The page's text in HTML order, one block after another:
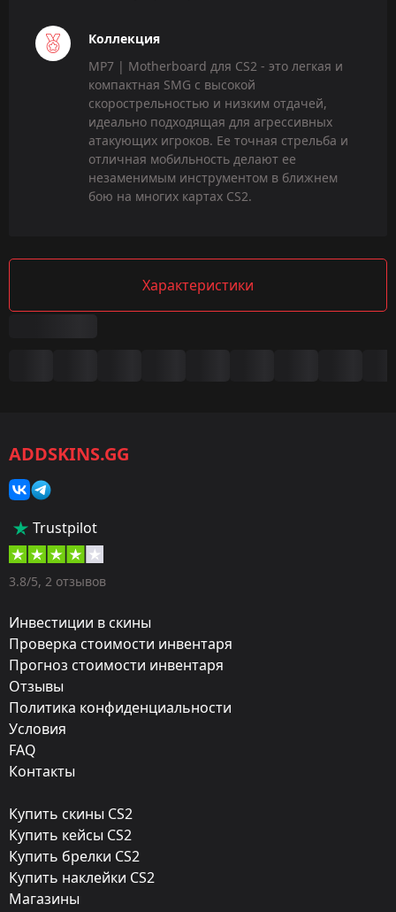
Коллекция
MP7 | Motherboard для CS2 - это легкая и
компактная SMG с высокой
скорострельностью и низким отдачей,
идеально подходящая для агрессивных
атакующих игроков. Ее точная стрельба и
отличная мобильность делают ее
незаменимым инструментом в ближнем
бою на многих картах CS2.
Характеристики
Категория:
Скины
Пистолеты-пулемёты
Оружие:
Finish:
Материнская плата
Стиль:
Anodized Multicolored
Популярность:
85 %
Дизайнер:
ADDSKINS.GG
Trustpilot
3.8/5, 2 отзывов
Инвестиции в скины
Проверка стоимости инвентаря
Прогноз стоимости инвентаря
Отзывы
Политика конфиденциальности
Условия
FAQ
Контакты
Купить скины CS2
Купить кейсы CS2
Купить брелки CS2
Купить наклейки CS2
Магазины